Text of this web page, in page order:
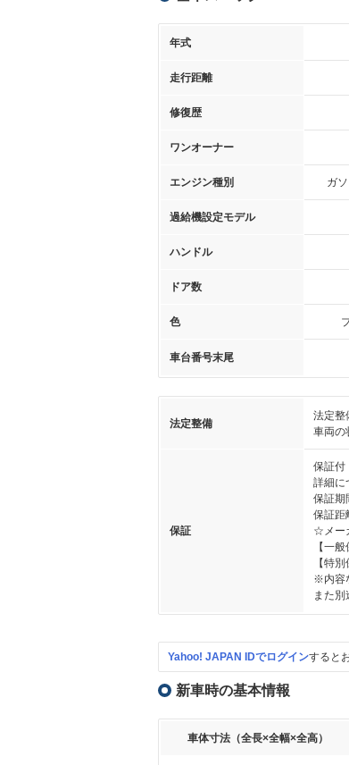
年式
走行距離
修復歴
ワンオーナー
エンジン種別 ガ
過給機設定モデル
ハンドル
ドア数
色
車台番号末尾
法定整備
法定整
車両の
保証
保証付
詳細に
保証期
保証距
☆メー
【一
【特
※内容
また別
Yahoo! JAPAN IDでログインすると
新車時の基本情報
車体寸法（全長×全幅×全高）